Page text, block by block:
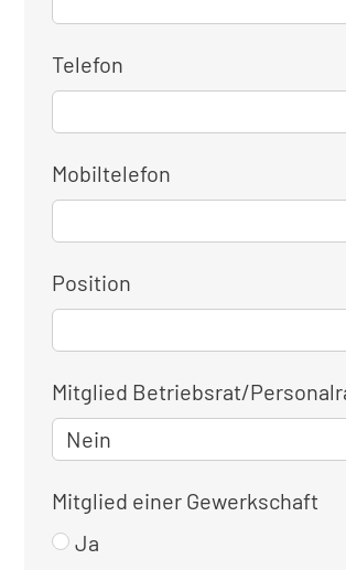
Telefon
Mobiltelefon
Position
Mitglied Betriebsrat/
Mitglied einer Gewerkschaft
Ja